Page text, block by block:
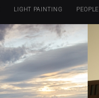
LIGHT PAINTING PEOPLE